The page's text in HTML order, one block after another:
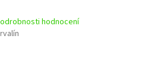
hodnocení